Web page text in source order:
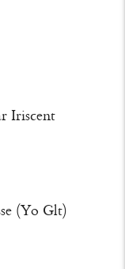
Iriscent
(Yo Glt)